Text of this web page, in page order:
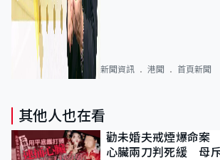
新聞資訊 港聞 首頁新聞
其他人也在看
勸未婚夫戒煙爆命案
心臟兩刀判死緩 母